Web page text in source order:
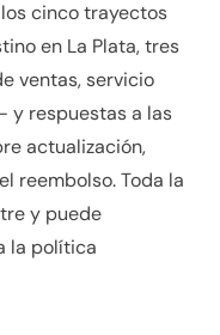
cinco trayectos
en La Plata, tres
ventas, servicio
y respuestas a las
actualización,
reembolso. Toda la
y puede
la política